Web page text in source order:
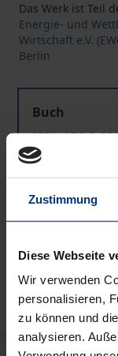
Zustimmung
Diese Webseite
Wir verwenden
personalisieren,
zu können und
analysieren.
Das Werk ist Teil
Energie- und
Wirtschaft e.V.
Berlin
Buch
ISBN 978-3-
Nicht lieferbar
Zur
Hinweise zu